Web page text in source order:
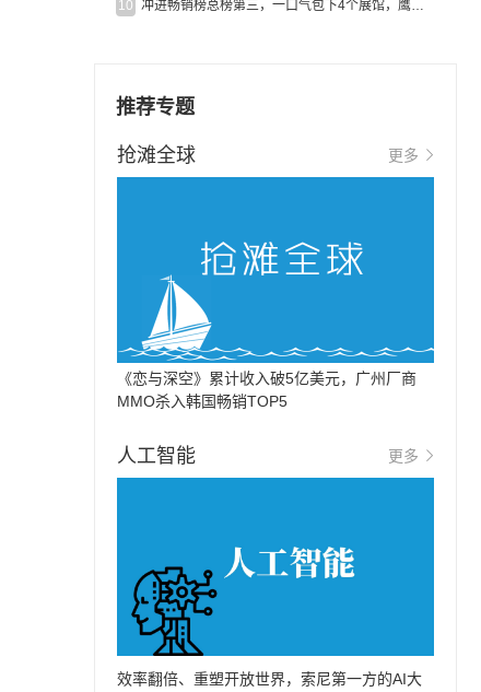
10 冲进畅销榜总榜第三，一口气包下4个展馆，鹰角把嘉年华做爆了
推荐专题
抢滩全球 更多
《恋与深空》累计收入破5亿美元，广州厂商
MMO杀入韩国畅销TOP5
人工智能 更多
效率翻倍、重塑开放世界，索尼第一方的AI大